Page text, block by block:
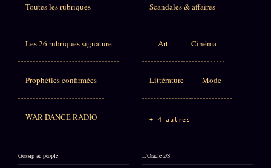
Toutes les rubriques
Les 26 rubriques signature
Prophéties confirmées
WAR DANCE RADIO
Scandales & affaires
Art Cinéma
Littérature Mode
+ 4 autres
Gossip & people L'Oracle z/S